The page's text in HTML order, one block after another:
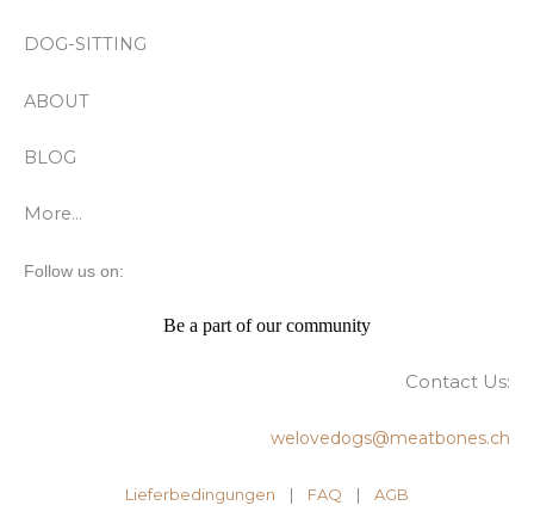
DOG-SITTING
ABOUT
BLOG
More…
Follow us on:
Be a part of our community
Contact Us:
welovedogs@meatbones.ch
Lieferbedingungen | FAQ | ​ AGB